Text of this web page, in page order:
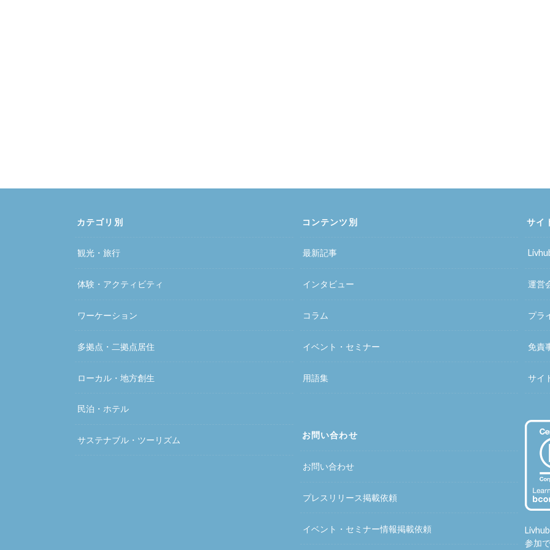
カテゴリ別
観光・旅行
体験・アクティビティ
ワーケーション
多拠点・二拠点居住
ローカル・地方創生
民泊・ホテル
サステナブル・ツーリズム
コンテンツ別
最新記事
インタビュー
コラム
イベント・セミナー
用語集
お問い合わせ
お問い合わせ
プレスリリース掲載依頼
イベント・セミナー情報掲載依頼
サイ
運営
プラ
免責
サイ
参加